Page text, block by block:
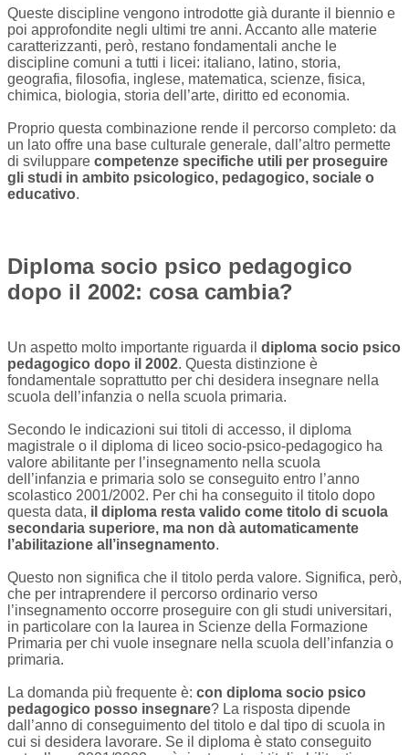
Queste discipline vengono introdotte già durante il biennio e
poi approfondite negli ultimi tre anni. Accanto alle materie
caratterizzanti, però, restano fondamentali anche le
discipline comuni a tutti i licei: italiano, latino, storia,
geografia, filosofia, inglese, matematica, scienze, fisica,
chimica, biologia, storia dell’arte, diritto ed economia.
Proprio questa combinazione rende il percorso completo: da
un lato offre una base culturale generale, dall’altro permette
di sviluppare competenze specifiche utili per proseguire
gli studi in ambito psicologico, pedagogico, sociale o
educativo.
Diploma socio psico pedagogico
dopo il 2002: cosa cambia?
Un aspetto molto importante riguarda il diploma socio psico
pedagogico dopo il 2002. Questa distinzione è
fondamentale soprattutto per chi desidera insegnare nella
scuola dell’infanzia o nella scuola primaria.
Secondo le indicazioni sui titoli di accesso, il diploma
magistrale o il diploma di liceo socio-psico-pedagogico ha
valore abilitante per l’insegnamento nella scuola
dell’infanzia e primaria solo se conseguito entro l’anno
scolastico 2001/2002. Per chi ha conseguito il titolo dopo
questa data, il diploma resta valido come titolo di scuola
secondaria superiore, ma non dà automaticamente
l’abilitazione all’insegnamento.
Questo non significa che il titolo perda valore. Significa, però,
che per intraprendere il percorso ordinario verso
l’insegnamento occorre proseguire con gli studi universitari,
in particolare con la laurea in Scienze della Formazione
Primaria per chi vuole insegnare nella scuola dell’infanzia o
primaria.
La domanda più frequente è: con diploma socio psico
pedagogico posso insegnare? La risposta dipende
dall’anno di conseguimento del titolo e dal tipo di scuola in
cui si desidera lavorare. Se il diploma è stato conseguito